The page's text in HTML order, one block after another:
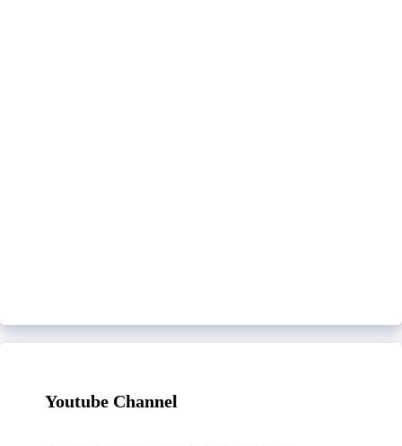
Youtube Channel